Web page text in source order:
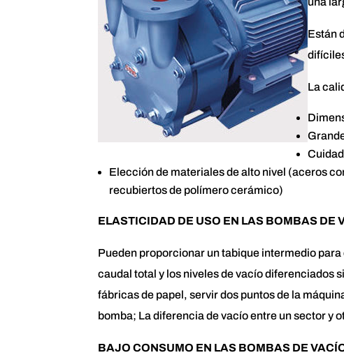
Están
La
Elección de materiales de alto nivel (aceros
recubiertos de polímero cerámico)
ELASTICIDAD DE USO EN LAS BOMBAS DE
Pueden proporcionar un tabique intermedio
caudal total y los niveles de vacío diferenciados
fábricas de papel, servir dos puntos de la
bomba; La diferencia de vacío entre un sector y
BAJO CONSUMO EN LAS BOMBAS DE